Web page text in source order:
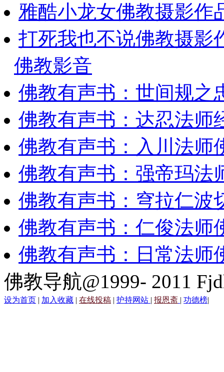
雅酷小龙女佛教摄影作
打死我也不说佛教摄影
佛教影音
佛教有声书：世间规
佛教有声书：达忍法师
佛教有声书：入川法师
佛教有声书：强帝玛法
佛教有声书：穹拉仁波
佛教有声书：仁俊法师
佛教有声书：日常法师
佛教导航@1999- 2011
设为首页 | 加入收藏 | 在线投稿 | 护持网站 | 报恩斋 | 功德榜|